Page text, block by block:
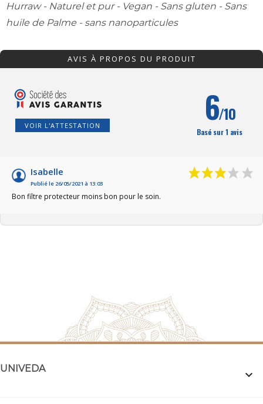
Hurraw - Naturel et pur - Vegan - Sans gluten - Sans
huile de Palme - sans nanoparticules
AVIS À PROPOS DU PRODUIT
VOIR L'ATTESTATION 6/10
Basé sur 1 avis
Isabelle
Publié le 26/05/2021 à 13:03
Bon filtre protecteur moins bon pour le soin.
UNIVEDA 